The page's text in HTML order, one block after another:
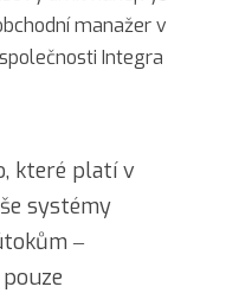
manažer v
Integra
které platí v
systémy
‒